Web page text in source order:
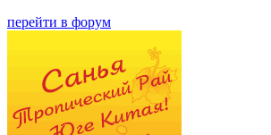
перейти в форум